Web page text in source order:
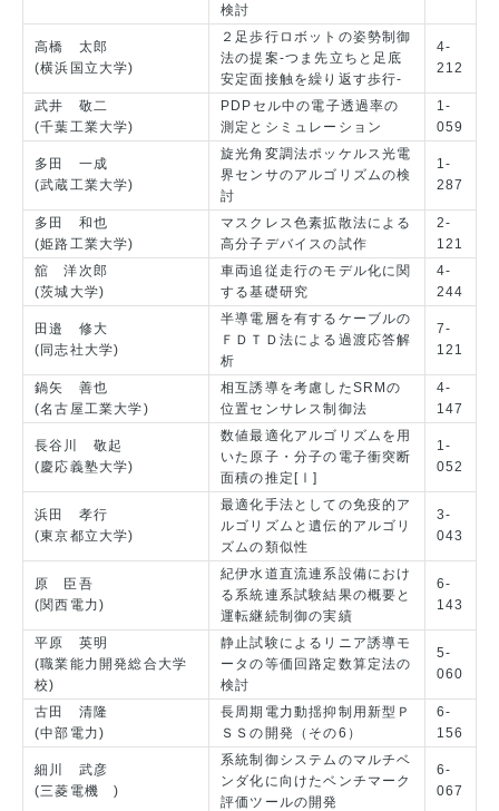
検討
高橋 太郎
(横浜国立大学)
２足歩行ロボットの姿勢制御
法の提案-つま先立ちと足底
安定面接触を繰り返す歩行-
4-
212
武井 敬二
(千葉工業大学)
PDPセル中の電子透過率の
測定とシミュレーション
1-
059
多田 一成
(武蔵工業大学)
旋光角変調法ポッケルス光電
界センサのアルゴリズムの検
討
1-
287
多田 和也
(姫路工業大学)
マスクレス色素拡散法による
高分子デバイスの試作
2-
121
舘 洋次郎
(茨城大学)
車両追従走行のモデル化に関
する基礎研究
4-
244
田邉 修大
(同志社大学)
半導電層を有するケーブルの
ＦＤＴＤ法による過渡応答解
析
7-
121
鍋矢 善也
(名古屋工業大学)
相互誘導を考慮したSRMの
位置センサレス制御法
4-
147
長谷川 敬起
(慶応義塾大学)
数値最適化アルゴリズムを用
いた原子・分子の電子衝突断
面積の推定[Ⅰ]
1-
052
浜田 孝行
(東京都立大学)
最適化手法としての免疫的ア
ルゴリズムと遺伝的アルゴリ
ズムの類似性
3-
043
原 臣吾
(関西電力)
紀伊水道直流連系設備におけ
る系統連系試験結果の概要と
運転継続制御の実績
6-
143
平原 英明
(職業能力開発総合大学
校)
静止試験によるリニア誘導モ
ータの等価回路定数算定法の
検討
5-
060
古田 清隆
(中部電力)
長周期電力動揺抑制用新型Ｐ
ＳＳの開発（その6）
6-
156
細川 武彦
(三菱電機 )
系統制御システムのマルチベ
ンダ化に向けたベンチマーク
評価ツールの開発
6-
067